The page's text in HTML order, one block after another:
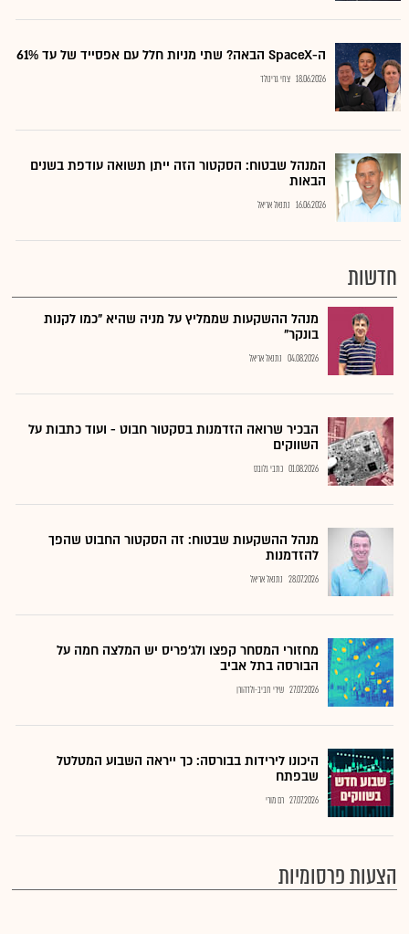
ה-SpaceX הבאה? שתי מניות חלל עם אפסייד של עד 61%
18.06.2026 צחי גרינולד
המנהל שבטוח: הסקטור הזה ייתן תשואה עודפת בשנים
הבאות
16.06.2026 נתנאל אריאל
חדשות
מנהל ההשקעות שממליץ על מניה שהיא "כמו לקנות
בונקר"
04.08.2026 נתנאל אריאל
הבכיר שרואה הזדמנות בסקטור חבוט - ועוד כתבות על
השווקים
01.08.2026 כתבי גלובס
מנהל ההשקעות שבטוח: זה הסקטור החבוט שהפך
להזדמנות
28.07.2026 נתנאל אריאל
מחזורי המסחר קפצו ולג'פריס יש המלצה חמה על
הבורסה בתל אביב
27.07.2026 שירי חביב-ולדהורן
היכונו לירידות בבורסה: כך ייראה השבוע המטלטל
שבפתח
27.07.2026 רם מורי
הצעות פרסומיות